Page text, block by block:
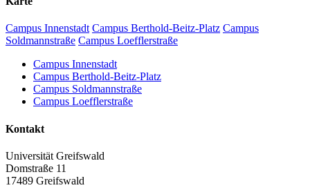
Campus Innenstadt Campus Berthold-Beitz-Platz Campus
Soldmannstraße Campus Loefflerstraße
Campus Innenstadt
Campus Berthold-Beitz-Platz
Campus Soldmannstraße
Campus Loefflerstraße
Kontakt
Universität Greifswald
Domstraße 11
17489 Greifswald